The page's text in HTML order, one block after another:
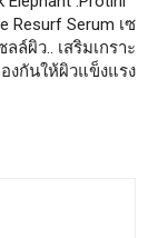
Resurf Serum เซ
ล์ผิว.. เสริมเกราะ
งกันให้ผิวแข็งแรง